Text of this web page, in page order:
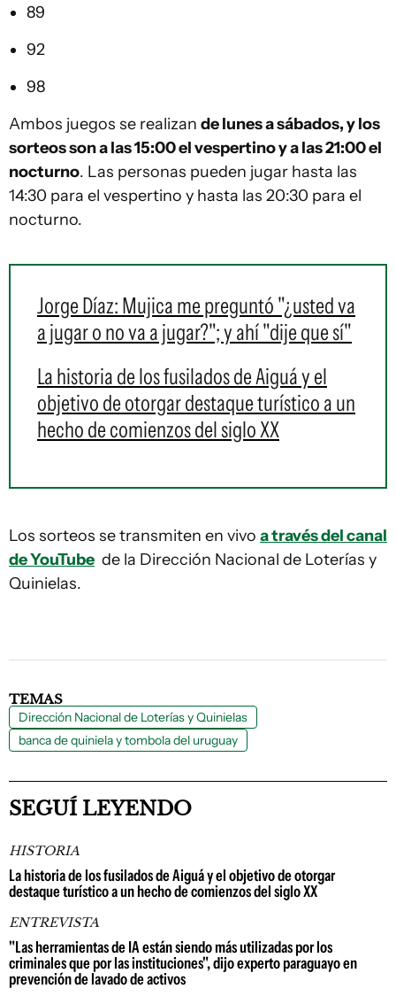
89
92
98
Ambos juegos se realizan de lunes a sábados, y los
sorteos son a las 15:00 el vespertino y a las 21:00 el
nocturno. Las personas pueden jugar hasta las
14:30 para el vespertino y hasta las 20:30 para el
nocturno.
Jorge Díaz: Mujica me preguntó "¿usted va
a jugar o no va a jugar?"; y ahí "dije que sí"
La historia de los fusilados de Aiguá y el
objetivo de otorgar destaque turístico a un
hecho de comienzos del siglo XX
Los sorteos se transmiten en vivo a través del canal
de YouTube de la Dirección Nacional de Loterías y
Quinielas.
TEMAS
Dirección Nacional de Loterías y Quinielas
banca de quiniela y tombola del uruguay
SEGUÍ LEYENDO
HISTORIA
La historia de los fusilados de Aiguá y el objetivo de otorgar
destaque turístico a un hecho de comienzos del siglo XX
ENTREVISTA
"Las herramientas de IA están siendo más utilizadas por los
criminales que por las instituciones", dijo experto paraguayo en
prevención de lavado de activos